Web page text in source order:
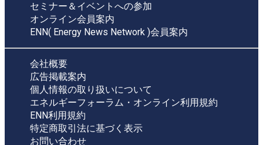
セミナー＆イベントへの参加
オンライン会員案内
ENN( Energy News Network )会員案内
会社概要
広告掲載案内
個人情報の取り扱いについて
エネルギーフォーラム・オンライン利用規約
ENN利用規約
特定商取引法に基づく表示
お問い合わせ